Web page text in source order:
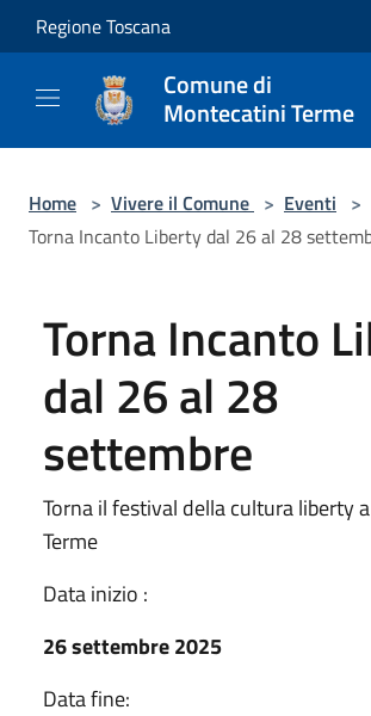
Salta al contenuto principale
Regione Toscana
Comune di
Montecatini Terme
Home > Vivere il Comune > Eventi >
Torna Incanto Liberty dal 26 al 28
Torna Incanto
dal 26 al 28
settembre
Torna il festival della cultura liberty
Terme
Data inizio :
26 settembre 2025
Data fine: